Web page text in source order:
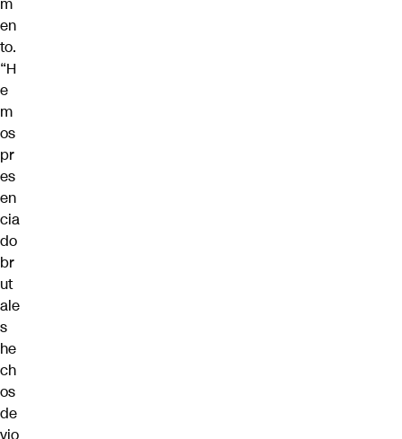
en
to.
“H
e
m
os
pr
es
en
cia
do
br
ut
ale
s
he
ch
os
de
vio